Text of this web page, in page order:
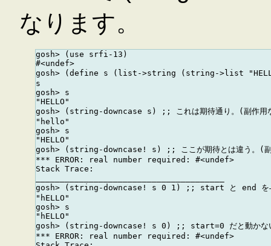
なります。
gosh> (use srfi-13)
#<undef>
gosh> (define s (list->string (string->list
s
gosh> s
"HELLO"
gosh> (string-downcase s) ;; これは期待通り。(副作用
"hello"
gosh> s
"HELLO"
gosh> (string-downcase! s) ;; ここが期待とは違う。(
*** ERROR: real number required: #<undef>
Stack Trace:
gosh> (string-downcase! s 0 1) ;; start と end を与
"hELLO"
gosh> s
"hELLO"
gosh> (string-downcase! s 0) ;; start=0 だと動かない
*** ERROR: real number required: #<undef>